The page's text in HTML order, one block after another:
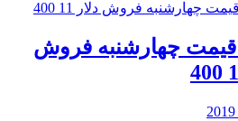
قیمت چهارشنبه فروش